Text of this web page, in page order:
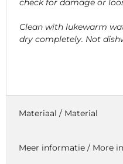
check for damage or
Clean with lukewarm
dry completely. Not
Materiaal / Material
Meer informatie / More